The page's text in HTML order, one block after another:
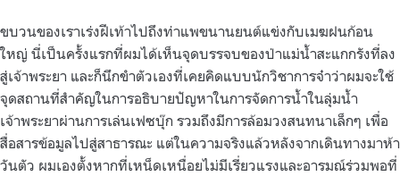
ขบวนของเราเร่งฝีเท้าไปถึงท่าแพขนานยนต์แข่งกับเมฆฝนก้อน
ใหญ่ นี่เป็นครั้งแรกที่ผมได้เห็นจุดบรรจบของป่าแม่น้ำสะแกกรังที่ลง
สู่เจ้าพระยา และก็นึกขำตัวเองที่เคยคิดแบบนักวิชาการจ๋าว่าผมจะใช้
จุดสถานที่สำคัญในการอธิบายปัญหาในการจัดการน้ำในลุ่มน้ำ
เจ้าพระยาผ่านการเล่นเฟซบุ๊ก รวมถึงมีการล้อมวงสนทนาเล็กๆ เพื่อ
สื่อสารข้อมูลไปสู่สาธารณะ แต่ในความจริงแล้วหลังจากเดินทางมาห้า
วันตัว ผมเองตั้งหากที่เหน็ดเหนื่อยไม่มีเรี่ยวแรงและอารมณ์ร่วมพอที่